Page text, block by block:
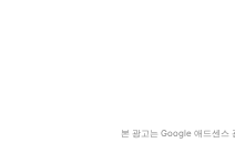
본 광고는 Google 애드센스